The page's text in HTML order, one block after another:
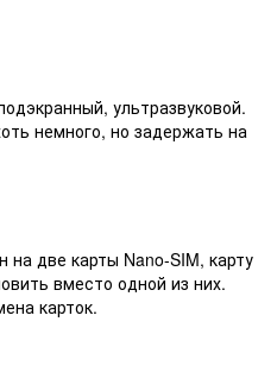
ультразвуковой.
немного, но задержать на
на две карты Nano-SIM, карту
вместо одной из них.
карток.